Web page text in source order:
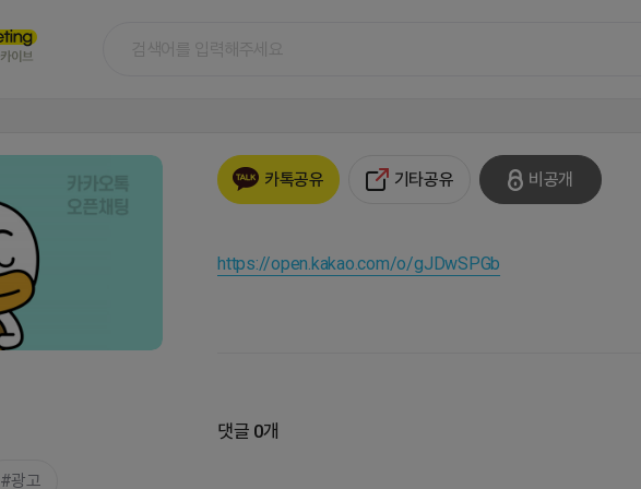
광고
카톡공유 기타공유 비공개
https://open.kakao.com/o/gJDwSPGb
댓글 0개